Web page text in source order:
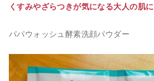
くすみやざらつきが気になる大人の肌
パパウォッシュ酵素洗顔パウダー